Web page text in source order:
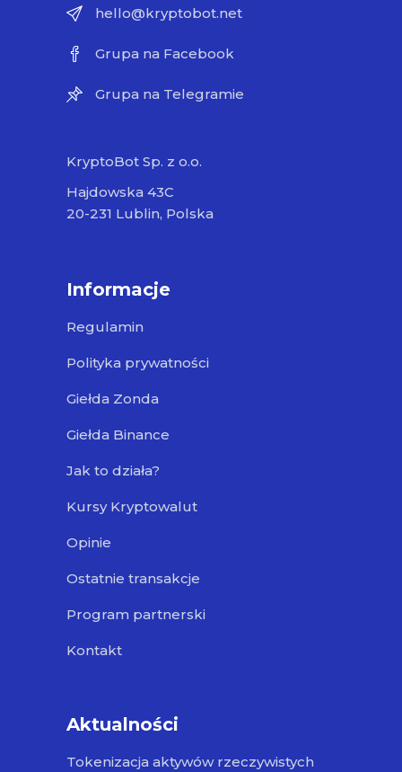
hello@kryptobot.net
Grupa na Facebook
Grupa na Telegramie
KryptoBot Sp. z o.o.
Hajdowska 43C
20-231 Lublin, Polska
Informacje
Regulamin
Polityka prywatności
Giełda Zonda
Giełda Binance
Jak to działa?
Kursy Kryptowalut
Opinie
Ostatnie transakcje
Program partnerski
Kontakt
Aktualności
Tokenizacja aktywów rzeczywistych